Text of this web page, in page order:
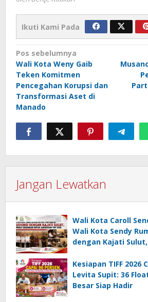
Ikuti Kami Pada
Navigasi
pos
Pos sebelumnya
Wali Kota Weny Gaib
Teken Komitmen
Pencegahan Korupsi dan
Transformasi Aset di
Manado
Jangan Lewatkan
Wali Kota Caroll
Wali Kota Sendy
dengan Kajati
Kesiapan TIFF 2026
Levita Supit: 36
Besar Siap Hadir